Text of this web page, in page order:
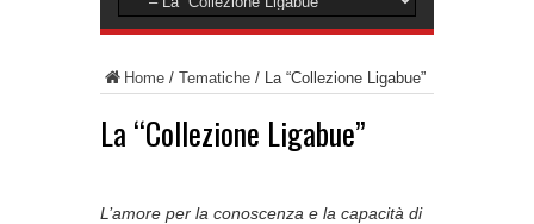
Home / Tematiche / La “Collezione Ligabue”
La “Collezione Ligabue”
L’amore per la conoscenza e la capacità di